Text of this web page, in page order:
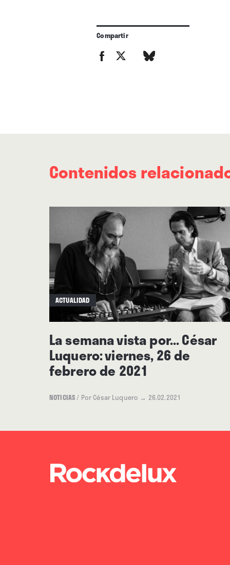
Compartir
Contenidos
ACTUALIDAD
La semana vista por... César
Luquero: viernes, 26 de
febrero de 2021
NOTICIAS/ Por César Luquero → 26.02.2021